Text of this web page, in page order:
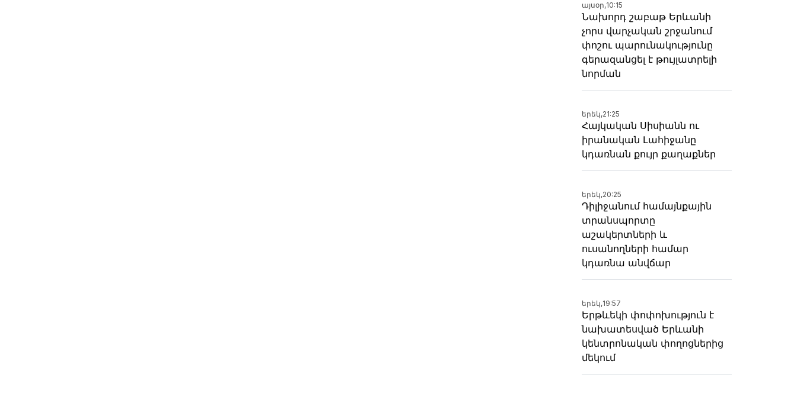
այսօր,10:15
Նախորդ շաբաթ Երևանի
չորս վարչական շրջանում
փոշու պարունակությունը
գերազանցել է թույլատրելի
նորման
երեկ,21:25
Հայկական Սիսիանն ու
իրանական Լահիջանը
կդառնան քույր քաղաքներ
երեկ,20:25
Դիլիջանում համայնքային
տրանսպորտը
աշակերտների և
ուսանողների համար
կդառնա անվճար
երեկ,19:57
Երթևեկի փոփոխություն է
նախատեսված Երևանի
կենտրոնական փողոցներից
մեկում